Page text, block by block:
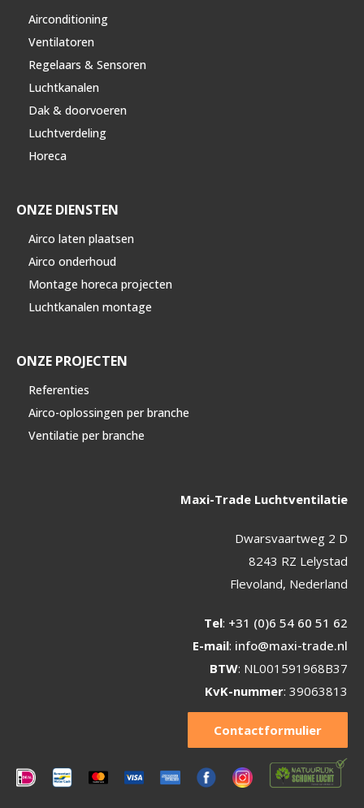
Airconditioning
Ventilatoren
Regelaars & Sensoren
Luchtkanalen
Dak & doorvoeren
Luchtverdeling
Horeca
ONZE DIENSTEN
Airco laten plaatsen
Airco onderhoud
Montage horeca projecten
Luchtkanalen montage
ONZE PROJECTEN
Referenties
Airco-oplossingen per branche
Ventilatie per branche
Maxi-Trade Luchtventilatie
Dwarsvaartweg 2 D
8243 RZ Lelystad
Flevoland, Nederland
Tel: +31 (0)6 54 60 51 62
E-mail: info@maxi-trade.nl
BTW: NL001591968B37
KvK-nummer: 39063813
Contactformulier